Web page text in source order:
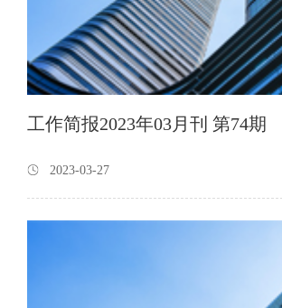
工作简报2023年03月刊 第74期
2023-03-27